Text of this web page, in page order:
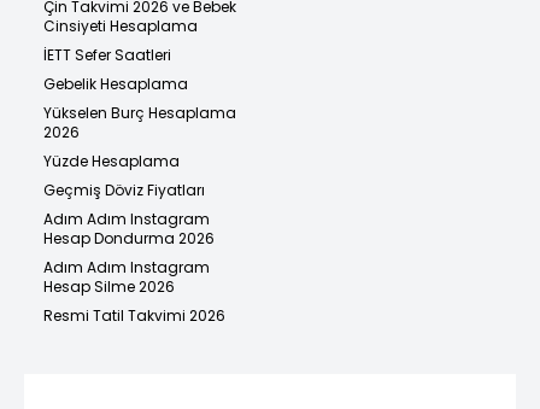
Çin Takvimi 2026 ve Bebek
Cinsiyeti Hesaplama
İETT Sefer Saatleri
Gebelik Hesaplama
Yükselen Burç Hesaplama
2026
Yüzde Hesaplama
Geçmiş Döviz Fiyatları
Adım Adım Instagram
Hesap Dondurma 2026
Adım Adım Instagram
Hesap Silme 2026
Resmi Tatil Takvimi 2026